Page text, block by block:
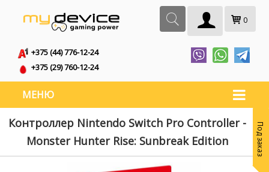
0
+375 (44) 776-12-24
+375 (29) 760-12-24
МЕНЮ
Контроллер Nintendo Switch Pro Controller -
Monster Hunter Rise: Sunbreak Edition
Под заказ